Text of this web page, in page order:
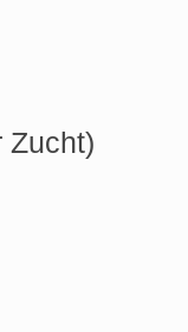
Zucht)